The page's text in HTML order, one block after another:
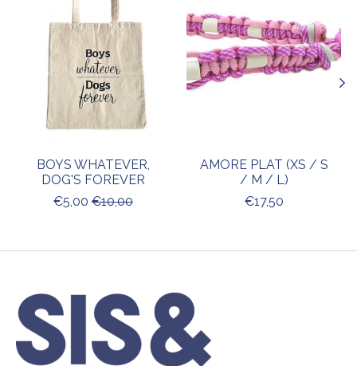
BOYS WHATEVER,
DOG'S FOREVER
€5,00 €10,00
AMORE PLAT (XS / S
/ M / L)
€17,50